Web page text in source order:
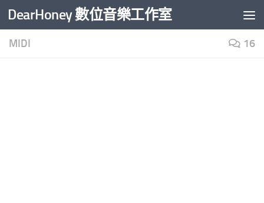
Skip to content
DearHoney 數位音樂工作室
MIDI 16